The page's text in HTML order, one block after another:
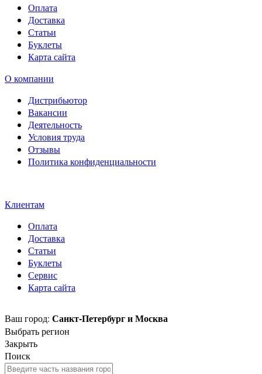
Оплата
Доставка
Статьи
Буклеты
Карта сайта
О компании
Дистрибьютор
Вакансии
Деятельность
Условия труда
Отзывы
Политика конфиденциальности
Клиентам
Оплата
Доставка
Статьи
Буклеты
Сервис
Карта сайта
Ваш город: Санкт-Петербург и Москва
Выбрать регион
Закрыть
Поиск